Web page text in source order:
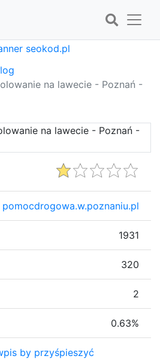
na lawecie - Poznań -
pomocdrogowa.w.poznaniu.pl
1931
320
2
0.63%
by przyśpieszyć